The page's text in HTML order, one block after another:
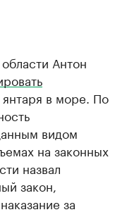
Антон
янтаря в море. По
видом
на законных
назвал
закон,
за